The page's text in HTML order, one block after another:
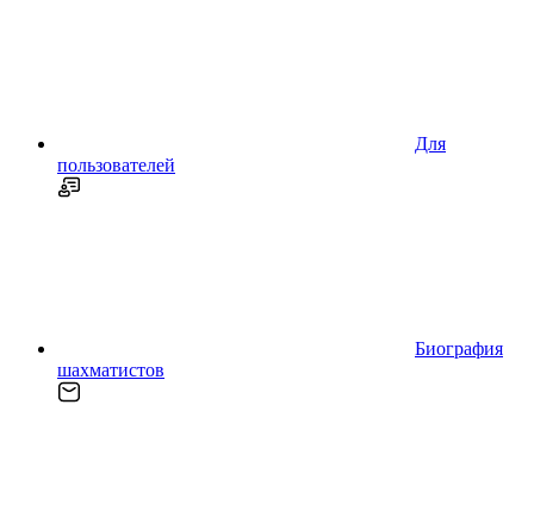
Для
пользователей
Биография
шахматистов